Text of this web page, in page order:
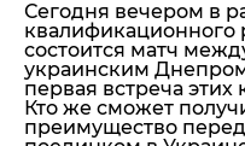
Сегодня вечером в
квалификационного
состоится матч
украинским
первая встреча
Кто же сможет
преимущество